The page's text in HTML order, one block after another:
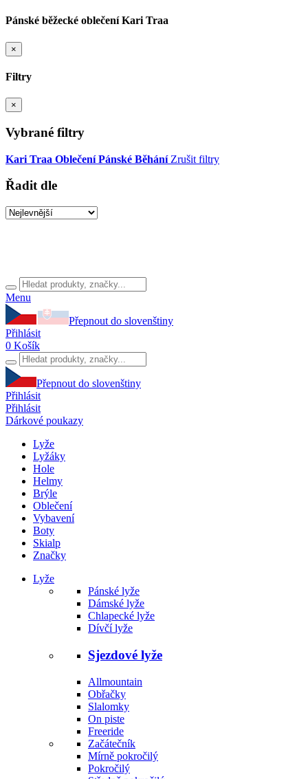
Pánské běžecké oblečení Kari Traa
×
Filtry
×
Vybrané filtry
Kari Traa Oblečení Pánské Běhání Zrušit filtry
Řadit dle
Menu
Přepnout do slovenštiny
Přihlásit
0 Košík
Přepnout do slovenštiny
Přihlásit
Přihlásit
Dárkové poukazy
Lyže
Lyžáky
Hole
Helmy
Brýle
Oblečení
Vybavení
Boty
Skialp
Značky
Lyže
Pánské lyže
Dámské lyže
Chlapecké lyže
Dívčí lyže
Sjezdové lyže
Allmountain
Obřačky
Slalomky
On piste
Freeride
Začátečník
Mírně pokročilý
Pokročilý